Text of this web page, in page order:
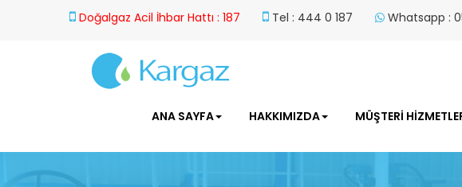
Doğalgaz Acil İhbar Hattı : 187 Tel : 444 0 187 Whatsapp :
ANA SAYFA HAKKIMIZDA MÜŞTERİ